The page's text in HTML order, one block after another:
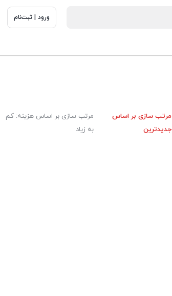
ورود | ثبت‌نام
مرتب سازی بر اساس
جدیدترین
مرتب سازی بر اساس هزینه: کم
به زیاد